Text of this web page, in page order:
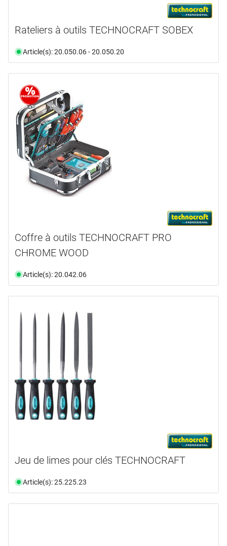
Rateliers à outils TECHNOCRAFT SOBEX
Article(s): 20.050.06 - 20.050.20
Coffre à outils TECHNOCRAFT PRO
CHROME WOOD
Article(s): 20.042.06
Jeu de limes pour clés TECHNOCRAFT
Article(s): 25.225.23